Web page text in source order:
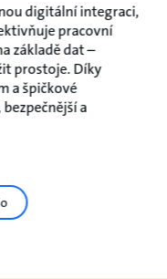
digitální integraci,
pracovní
základě dat –
prostoje. Díky
a špičkové
a